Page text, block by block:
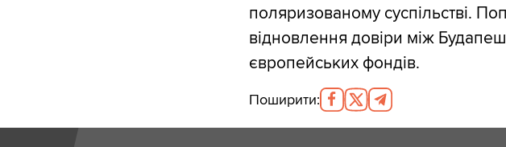
поляризованому суспільстві.
відновлення довіри між
європейських фондів.
Поширити: